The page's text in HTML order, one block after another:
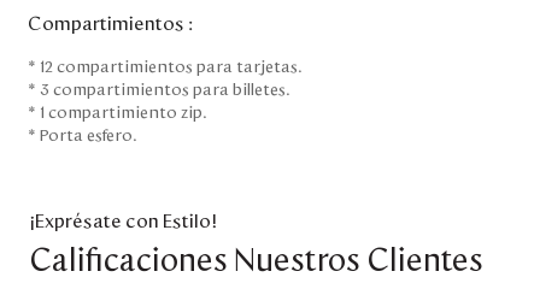
Compartimientos :
* 12 compartimientos para tarjetas.
* 3 compartimientos para billetes.
* 1 compartimiento zip.
* Porta esfero.
¡Exprésate con Estilo!
Calificaciones Nuestros Clientes